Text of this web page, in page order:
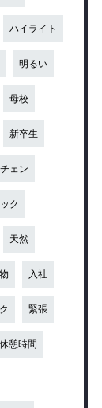
ハイライト
明るい
母校
新卒生
ェン
ク
天然
入社
緊張
休憩時間